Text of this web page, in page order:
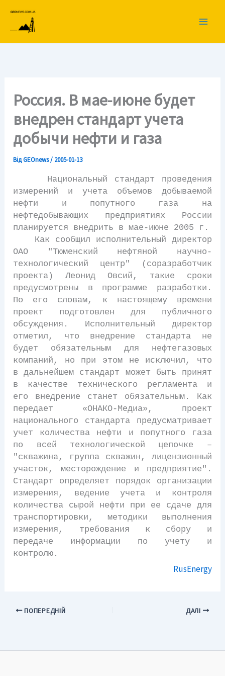
вмісту
Россия. В мае-июне будет
внедрен стандарт учета
добычи нефти и газа
ВідGEOnews/ 2005-01-13
Национальный стандарт проведения
измерений и учета объемов добываемой
нефти и попутного газа на
нефтедобывающих предприятиях России
планируется внедрить в мае-июне 2005 г.
Как сообщил исполнительный директор
ОАО "Тюменский нефтяной научно-
технологический центр" (соразработчик
проекта) Леонид Овсий, такие сроки
предусмотрены в программе разработки.
По его словам, к настоящему времени
проект подготовлен для публичного
обсуждения. Исполнительный директор
отметил, что внедрение стандарта не
будет обязательным для нефтегазовых
компаний, но при этом не исключил, что
в дальнейшем стандарт может быть принят
в качестве технического регламента и
его внедрение станет обязательным. Как
передает «ОНАКО-Медиа», проект
национального стандарта предусматривает
учет количества нефти и попутного газа
по всей технологической цепочке –
"скважина, группа скважин, лицензионный
участок, месторождение и предприятие".
Стандарт определяет порядок организации
измерения, ведение учета и контроля
количества сырой нефти при ее сдаче для
транспортировки, методики выполнения
измерения, требования к сбору и
передаче информации по учету и
контролю.
RusEnergy
ПОПЕРЕДНІЙ ДАЛІ